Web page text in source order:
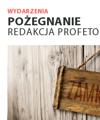
WYDARZENIA
POŻEGNANIE
REDAKCJA PROFETO